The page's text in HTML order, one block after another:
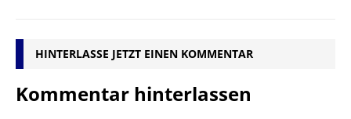
HINTERLASSE JETZT EINEN KOMMENTAR
Kommentar hinterlassen